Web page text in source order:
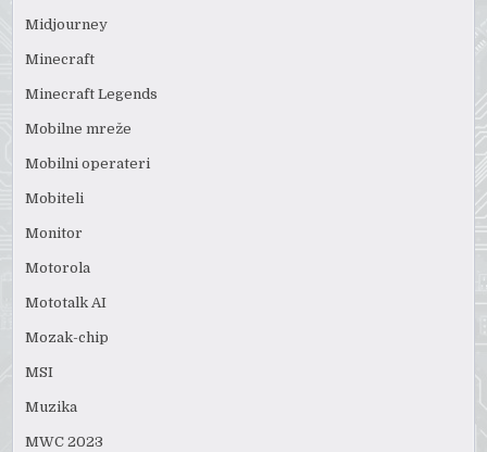
Midjourney
Minecraft
Minecraft Legends
Mobilne mreže
Mobilni operateri
Mobiteli
Monitor
Motorola
Mototalk AI
Mozak-chip
MSI
Muzika
MWC 2023